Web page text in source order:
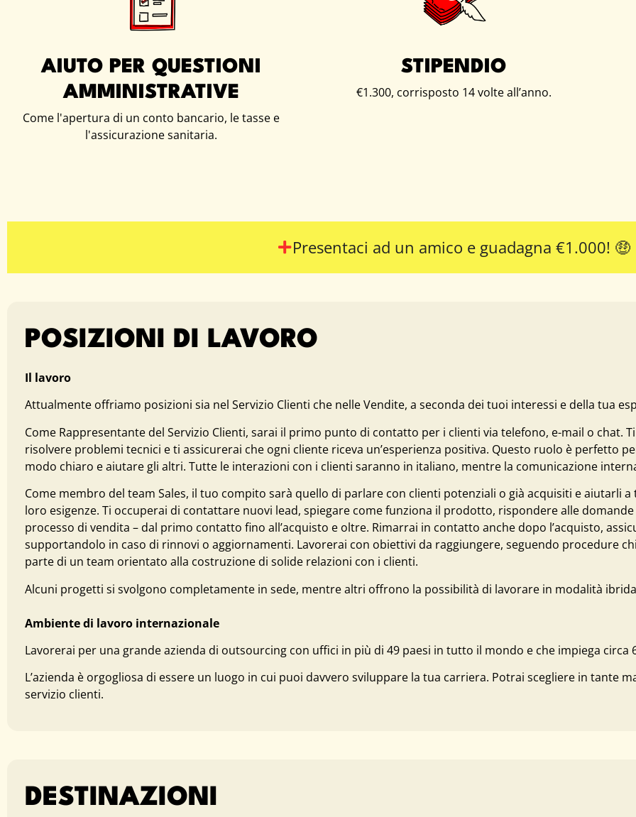
AIUTO PER QUESTIONI
AMMINISTRATIVE
Come l'apertura di un conto bancario, le tasse e
l'assicurazione sanitaria.
STIPENDIO
€1.300, corrisposto 14 volte all’anno.
Presentaci ad un amico e guadagna €1.000! 🤑
POSIZIONI DI LAVORO
Il lavoro
Attualmente offriamo posizioni sia nel Servizio Clienti che nelle Vendite, a seconda dei tuoi interessi e della tua
Come Rappresentante del Servizio Clienti, sarai il primo punto di contatto per i clienti via telefono, e-mail o chat.
risolvere problemi tecnici e ti assicurerai che ogni cliente riceva un’esperienza positiva. Questo ruolo è perfetto
modo chiaro e aiutare gli altri. Tutte le interazioni con i clienti saranno in italiano, mentre la comunicazione
Come membro del team Sales, il tuo compito sarà quello di parlare con clienti potenziali o già acquisiti e aiutarli
loro esigenze. Ti occuperai di contattare nuovi lead, spiegare come funziona il prodotto, rispondere alle
processo di vendita – dal primo contatto fino all’acquisto e oltre. Rimarrai in contatto anche dopo l’acquisto,
supportandolo in caso di rinnovi o aggiornamenti. Lavorerai con obiettivi da raggiungere, seguendo procedure
parte di un team orientato alla costruzione di solide relazioni con i clienti.
Alcuni progetti si svolgono completamente in sede, mentre altri offrono la possibilità di lavorare in modalità
Ambiente di lavoro internazionale
Lavorerai per una grande azienda di outsourcing con uffici in più di 49 paesi in tutto il mondo e che impiega circa
L’azienda è orgogliosa di essere un luogo in cui puoi davvero sviluppare la tua carriera. Potrai scegliere in tante
servizio clienti.
DESTINAZIONI